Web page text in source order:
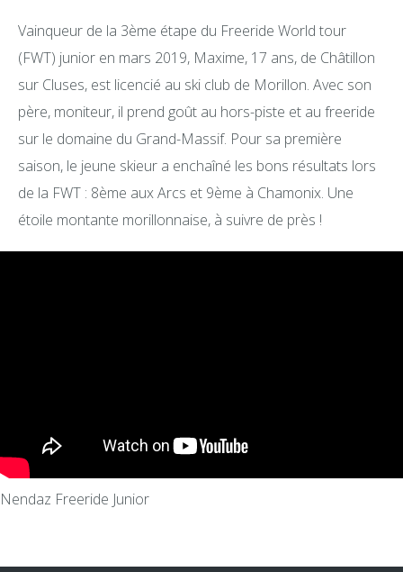
Vainqueur de la 3ème étape du Freeride World tour
(FWT) junior en mars 2019, Maxime, 17 ans, de Châtillon
sur Cluses, est licencié au ski club de Morillon. Avec son
père, moniteur, il prend goût au hors-piste et au freeride
sur le domaine du Grand-Massif. Pour sa première
saison, le jeune skieur a enchaîné les bons résultats lors
de la FWT : 8ème aux Arcs et 9ème à Chamonix. Une
étoile montante morillonnaise, à suivre de près !
Nendaz Freeride Junior